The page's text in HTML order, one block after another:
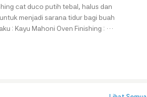
cat duco putih tebal, halus dan
menjadi sarana tidur bagi buah